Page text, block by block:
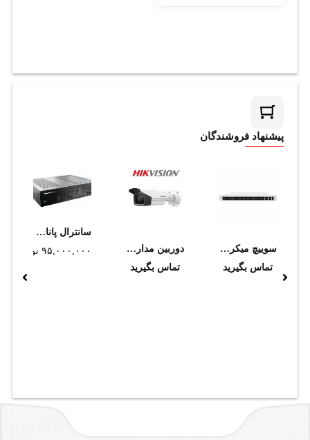
پیشنهاد فروشندگان
سوییچ میکروتیک مدل CRS354-48P-4S+2Q+RM
تماس بگیرید
دوربین مداربسته هایک ویژن مدل DS-2CD2T83G2-4I 4mm
تماس بگیرید
سانترال پاناسونیک مدل KX-NS520 (استوک)
۹۵,۰۰۰,۰۰۰ تومان